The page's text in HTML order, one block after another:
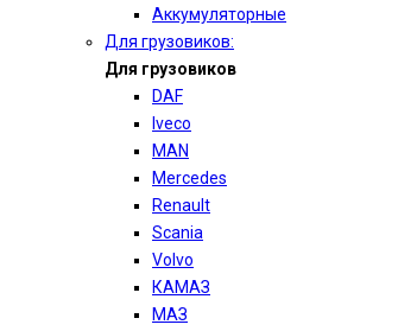
Аккумуляторные
Для грузовиков:
Для грузовиков
DAF
Iveco
MAN
Mercedes
Renault
Scania
Volvo
КАМАЗ
МАЗ